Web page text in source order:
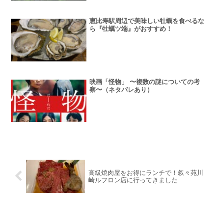
恵比寿駅周辺で美味しい牡蠣を食べるな
ら『牡蠣ツ端』がおすすめ！
映画「怪物」 〜複数の謎についての考
察〜（ネタバレあり）
高級焼肉屋をお得にランチで！叙々苑川
崎ルフロン店に行ってきました